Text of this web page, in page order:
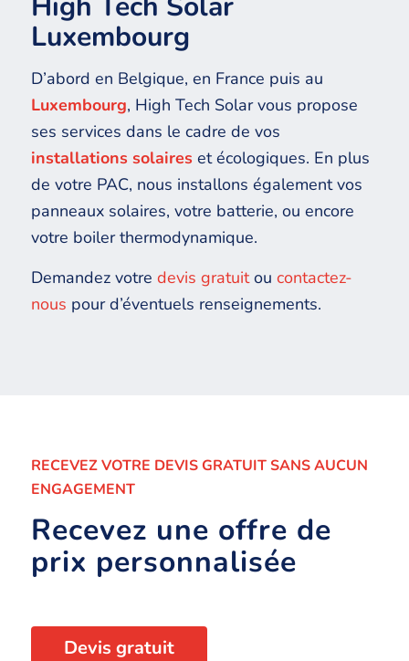
Luxembourg
D’abord en Belgique, en France puis au
Luxembourg, High Tech Solar vous propose
ses services dans le cadre de vos
installations solaireset écologiques. En plus
de votre PAC, nous installons également vos
panneaux solaires, votre batterie, ou encore
votre boiler thermodynamique.
Demandez votre devis gratuitou contactez-
nous pour d’éventuels renseignements.
RECEVEZ VOTRE DEVIS GRATUIT SANS AUCUN
ENGAGEMENT
Recevez une offre de
prix personnalisée
Devis gratuit